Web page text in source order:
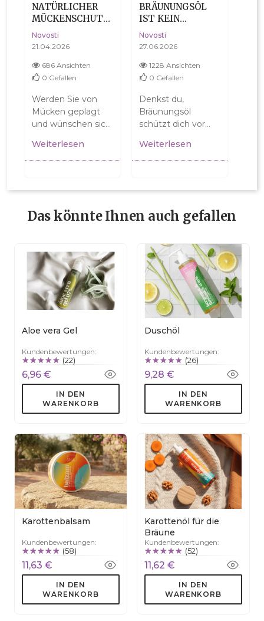
NATÜRLICHER
MÜCKENSCHUTZ:
WARUM EIN
SPRAY IM
PRAKTISCHE
WAHL IST
Novosti
21.04.2026
686 Ansichten
0 Gefallen
Werden Sie von
Mücken geplagt
und wünschen sich
Lösung?
Entdecken Sie,
Weiterlesen
BRÄUNUNGSÖL
IST KEIN
SONNENSCHUTZ.
UND DAS MUSS
WIEDERHOLEN.
Novosti
27.06.2026
1228 Ansichten
0 Gefallen
Denkst du,
Bräunungsöl
schützt dich vor
warum Bräune
nicht gesund ist
Weiterlesen
Das könnte Ihnen auch gefallen
Aloe vera Gel
Kundenbewertungen:
(22)
6,96 €
IN DEN
WARENKORB
Duschöl
Kundenbewertungen:
(26)
9,28 €
IN DEN
WARENKORB
Karottenbalsam
Kundenbewertungen:
(58)
11,63 €
IN DEN
WARENKORB
Karottenöl für die
Bräune
Kundenbewertungen:
(52)
11,62 €
IN DEN
WARENKORB